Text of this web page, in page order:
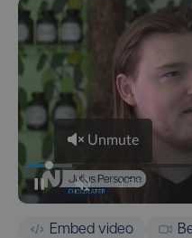
Embed video